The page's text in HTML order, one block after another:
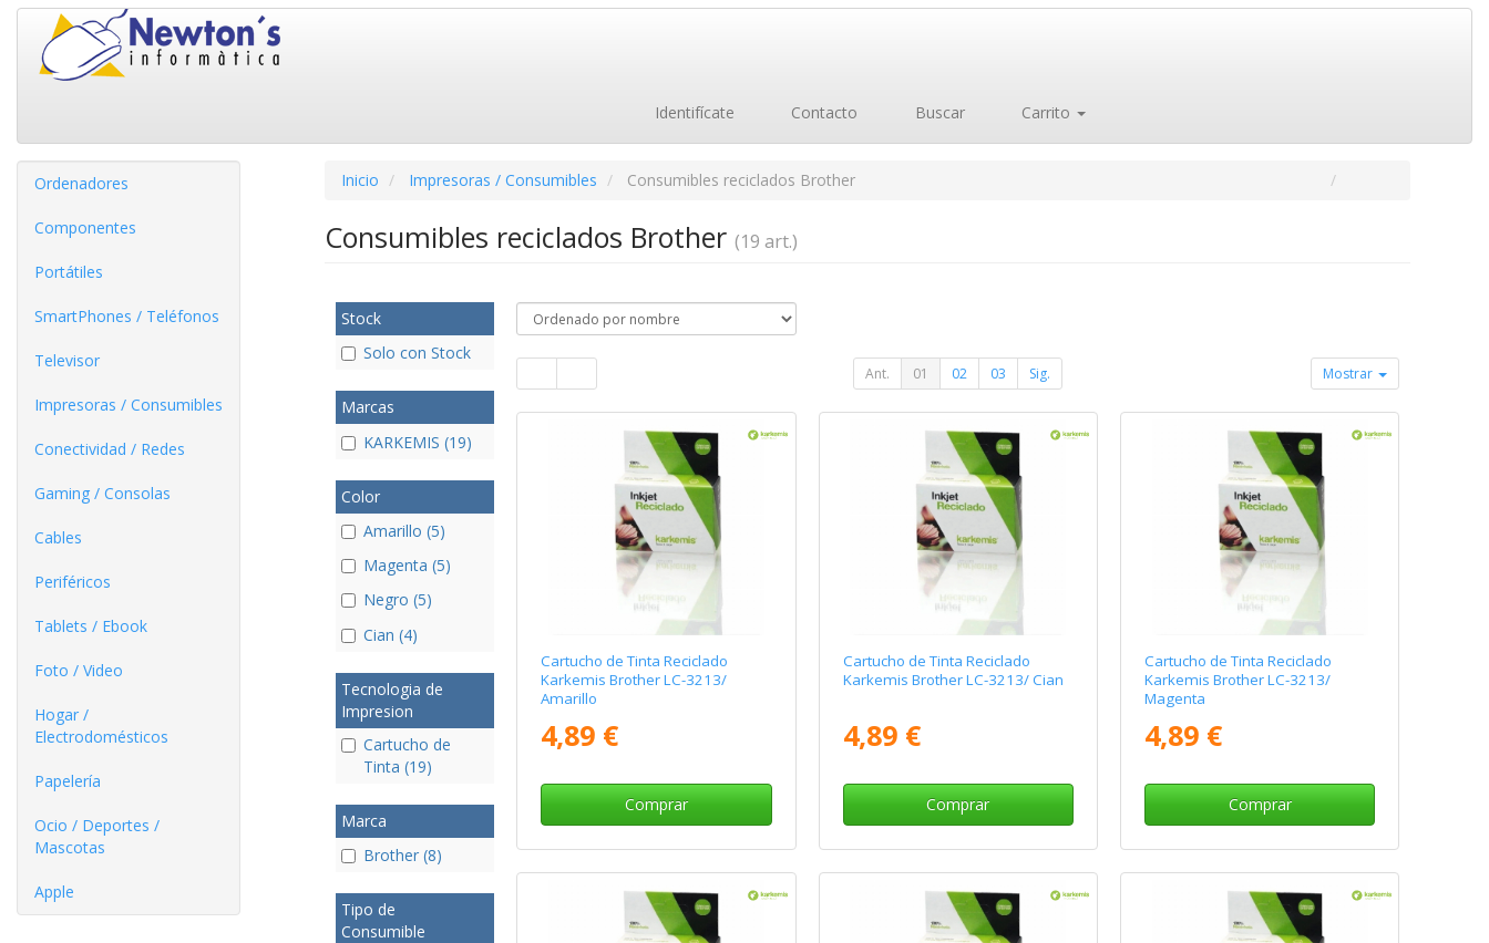
Identifícate Contacto Buscar Carrito
Ordenadores
Componentes
Portátiles
SmartPhones / Teléfonos
Televisor
Impresoras / Consumibles
Conectividad / Redes
Gaming / Consolas
Cables
Periféricos
Tablets / Ebook
Foto / Video
Hogar /
Electrodomésticos
Papelería
Ocio / Deportes /
Mascotas
Apple
Inicio Impresoras / Consumibles Consumibles reciclados Brother
Consumibles reciclados Brother (19 art.)
Stock
Solo con Stock
Marcas
KARKEMIS (19)
Color
Amarillo (5)
Magenta (5)
Negro (5)
Cian (4)
Tecnologia de
Impresion
Cartucho de
Tinta (19)
Marca
Brother (8)
Tipo de
Consumible
Ant. 01 02 03 Sig. Mostrar
Cartucho de Tinta Reciclado
Karkemis Brother LC-3213/
Amarillo
4,89 €
Comprar
Cartucho de Tinta Reciclado
Karkemis Brother LC-3213/ Cian
4,89 €
Comprar
Cartucho de Tinta Reciclado
Karkemis Brother LC-3213/
Magenta
4,89 €
Comprar